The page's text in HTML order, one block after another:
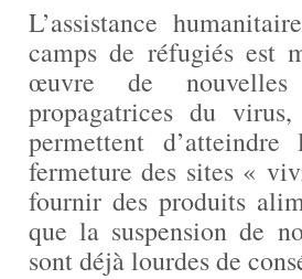
L’assistance
camps de réfugiés est
œuvre de nouvelles
propagatrices du
permettent
fermeture des sites «
fournir des produits
que la suspension de
sont déjà lourdes de